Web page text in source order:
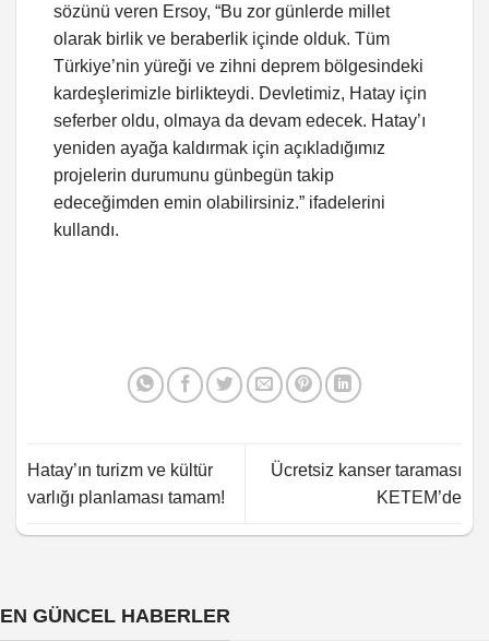
sözünü veren Ersoy, “Bu zor günlerde millet
olarak birlik ve beraberlik içinde olduk. Tüm
Türkiye’nin yüreği ve zihni deprem bölgesindeki
kardeşlerimizle birlikteydi. Devletimiz, Hatay için
seferber oldu, olmaya da devam edecek. Hatay’ı
yeniden ayağa kaldırmak için açıkladığımız
projelerin durumunu günbegün takip
edeceğimden emin olabilirsiniz.” ifadelerini
kullandı.
Hatay’ın turizm ve kültür
varlığı planlaması tamam!
Ücretsiz kanser taraması
KETEM’de
EN GÜNCEL HABERLER